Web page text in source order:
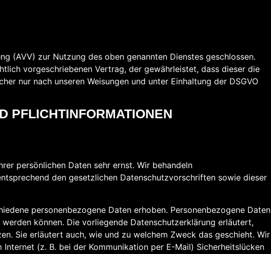
(AVV) zur Nutzung des oben genannten Dienstes geschlossen.
vorgeschriebenen Vertrag, der gewährleistet, dass dieser die
nur nach unseren Weisungen und unter Einhaltung der DSGVO
PFLICHTINFORMATIONEN
persönlichen Daten sehr ernst. Wir behandeln
den gesetzlichen Datenschutzvorschriften sowie dieser
personenbezogene Daten erhoben. Personenbezogene Daten
können. Die vorliegende Datenschutzerklärung erläutert,
Sie erläutert auch, wie und zu welchem Zweck das geschieht. Wir
(z. B. bei der Kommunikation per E-Mail) Sicherheitslücken